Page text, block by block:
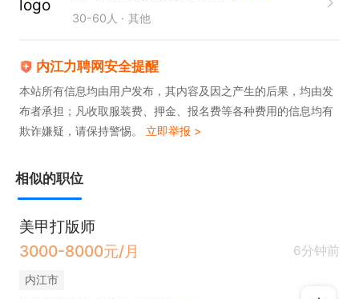
公司95;00后居多，氛围轻松，只要有耐心肯学热爱
接客户，社恐人士优选岗位）
【关于薪资】
每月10号发工资，美甲师都是计件工资多做多得，根
据美甲的流程工艺手工价在3-5块的区间不等，一般
30-60人 其他
内江力聘网安全提醒
本站所有信息均由用户发布，其内容及因之产生的后果，均由发
布者承担；凡收取服装费、押金、报名费等各种费用的信息均有
欺诈嫌疑，请保持警惕。 立即举报 >
相似的职位
美甲打版师
3000-8000元/月
6分钟前
内江市